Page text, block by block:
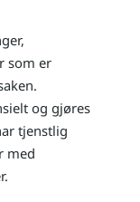
som er
og gjøres
tjenstlig
med